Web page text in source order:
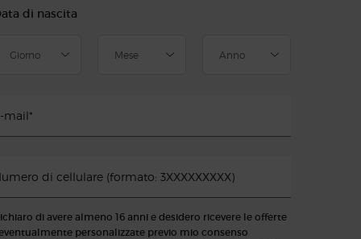
di nascita
mail*
di cellulare (formato: 3XXXXXXXXX)
di avere almeno 16 anni e desidero ricevere le offerte
personalizzate previo mio consenso